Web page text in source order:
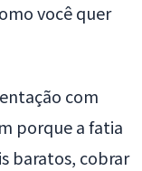
você quer
com
porque a fatia
baratos, cobrar